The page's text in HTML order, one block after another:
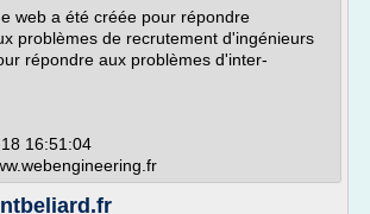
web a été créée pour répondre
problèmes de recrutement d'ingénieurs
répondre aux problèmes d'inter-
16:51:04